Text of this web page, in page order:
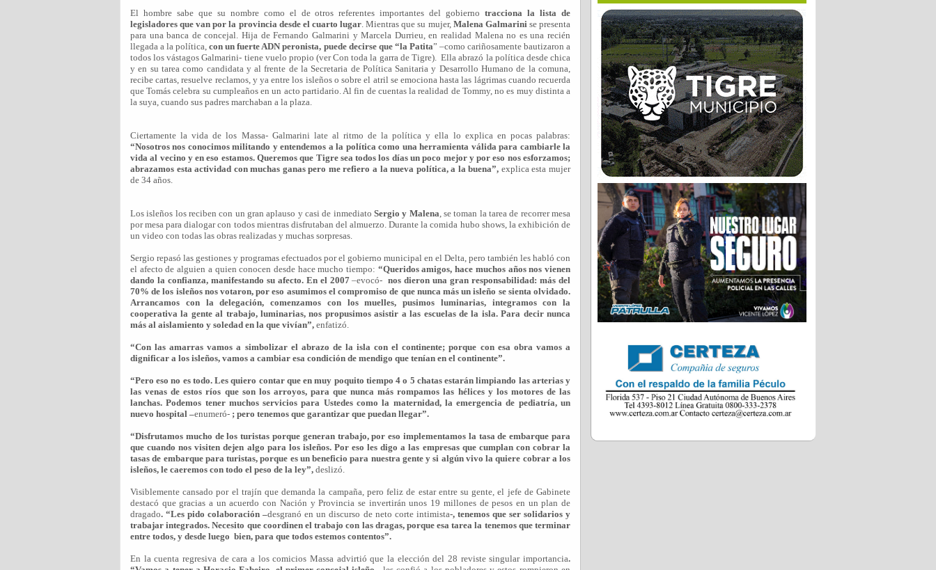
El hombre sabe que su nombre como el de otros referentes importantes del gobiernotracciona la lista de
legisladores que van por la provincia desde el cuarto lugar. Mientras que su mujer, Malena Galmarinise presenta
para una banca de concejal. Hija de Fernando Galmarini y Marcela Durrieu, en realidad Malena no es una recién
llegada a la política,con un fuerte ADN peronista, puede decirse que “la Patita” –como cariñosamente bautizaron a
todos los vástagos Galmarini- tiene vuelo propio (ver Con toda la garra de Tigre). Ella abrazó la política desde chica
y en su tarea como candidata y al frente de la Secretaria de Política Sanitaria y Desarrollo Humano de la comuna,
recibe cartas, resuelve reclamos, y ya entre los isleños o sobre el atril se emociona hasta las lágrimas cuando recuerda
que Tomás celebra su cumpleaños en un acto partidario. Al fin de cuentas la realidad de Tommy, no es muy distinta a
la suya, cuando sus padres marchaban a la plaza.
Ciertamente la vida de los Massa- Galmarini late al ritmo de la política y ella lo explica en pocas palabras:
“Nosotros nos conocimos militando y entendemos a la política como una herramienta válida para cambiarle la
vida al vecino y en eso estamos. Queremos que Tigre sea todos los días un poco mejor y por eso nos esforzamos;
abrazamos esta actividad con muchas ganas pero me refiero a la nueva política, a la buena”, explica esta mujer
de 34 años.
Los isleños los reciben con un gran aplauso y casi de inmediato Sergio y Malena, se toman la tarea de recorrer mesa
por mesa para dialogar con todos mientras disfrutaban del almuerzo. Durante la comida hubo shows, la exhibición de
un video con todas las obras realizadas y muchas sorpresas.
Sergio repasó las gestiones y programas efectuados por el gobierno municipal en el Delta, pero también les habló con
el afecto de alguien a quien conocen desde hace mucho tiempo: “Queridos amigos, hace muchos años nos vienen
dando la confianza, manifestando su afecto. En el 2007–evocó- nos dieron una gran responsabilidad: más del
70% de los isleños nos votaron, por eso asumimos el compromiso de que nunca más un isleño se sienta olvidado.
Arrancamos con la delegación, comenzamos con los muelles, pusimos luminarias, integramos con la
cooperativa la gente al trabajo, luminarias, nos propusimos asistir a las escuelas de la isla. Para decir nunca
más al aislamiento y soledad en la que vivían”, enfatizó.
“Con las amarras vamos a simbolizar el abrazo de la isla con el continente; porque con esa obra vamos a
dignificar a los isleños, vamos a cambiar esa condición de mendigo que tenían en el continente”.
“Pero eso no es todo. Les quiero contar que en muy poquito tiempo 4 o 5 chatas estarán limpiando las arterias y
las venas de estos ríos que son los arroyos, para que nunca más rompamos las hélices y los motores de las
lanchas. Podemos tener muchos servicios para Ustedes como la maternidad, la emergencia de pediatría, un
nuevo hospital –enumeró- ; pero tenemos que garantizar que puedan llegar”.
“Disfrutamos mucho de los turistas porque generan trabajo, por eso implementamos la tasa de embarque para
que cuando nos visiten dejen algo para los isleños. Por eso les digo a las empresas que cumplan con cobrar la
tasas de embarque para turistas, porque es un beneficio para nuestra gente y si algún vivo la quiere cobrar a los
isleños, le caeremos con todo el peso de la ley”, deslizó.
Visiblemente cansado por el trajín que demanda la campaña, pero feliz de estar entre su gente, el jefe de Gabinete
destacó que gracias a un acuerdo con Nación y Provincia se invertirán unos 19 millones de pesos en un plan de
dragado. “Les pido colaboración –desgranó en un discurso de neto corte intimista-, tenemos que ser solidarios y
trabajar integrados. Necesito que coordinen el trabajo con las dragas, porque esa tarea la tenemos que terminar
entre todos, y desde luego bien, para que todos estemos contentos”.
En la cuenta regresiva de cara a los comicios Massa advirtió que la elección del 28 reviste singular importancia.